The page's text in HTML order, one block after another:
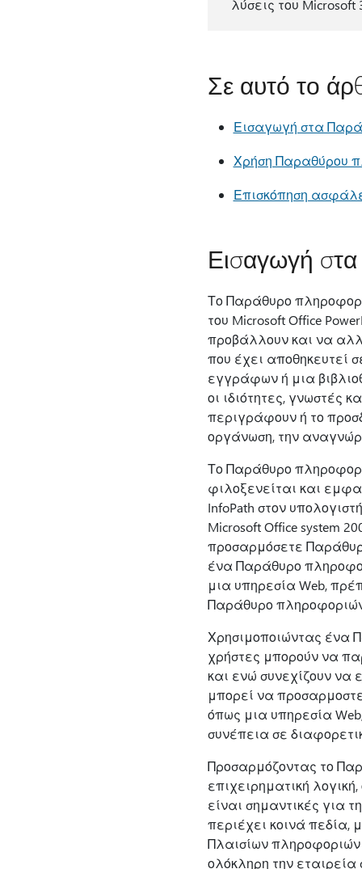
λύσεις του
Σε αυτό το
Εισαγωγή στα
Χρήση Παραθύρου
Επισκόπηση
Εισαγωγή
Το Παράθυρο
του Microsoft Office
προβάλλουν και να
που έχει αποθηκευτεί
εγγράφων ή μια
οι ιδιότητες, γνωστές
περιγράφουν ή το
οργάνωση, την
Το Παράθυρο
φιλοξενείται και
InfoPath στον
Microsoft Office system
προσαρμόσετε
ένα Παράθυρο
μια υπηρεσία Web,
Παράθυρο
Χρησιμοποιώντας ένα
χρήστες μπορούν να
και ενώ συνεχίζουν
μπορεί να
όπως μια υπηρεσία
συνέπεια σε
Προσαρμόζοντας το
επιχειρηματική
είναι σημαντικές για
περιέχει κοινά πεδία,
Πλαισίων πληροφοριών
ολόκληρη την